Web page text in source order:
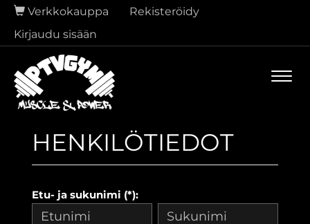
Verkkokauppa
Rekisteröidy
Kirjaudu sisään
HENKILÖTIEDOT
Etu- ja sukunimi (*):